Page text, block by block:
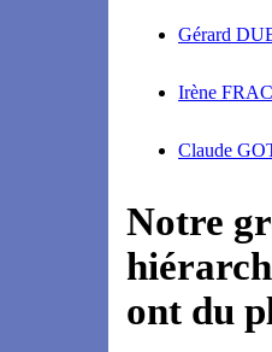
Gérard
Irène
Claude
Notre
ont du